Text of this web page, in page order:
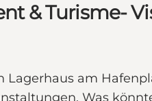
& Turisme-
Lagerhaus am
Was